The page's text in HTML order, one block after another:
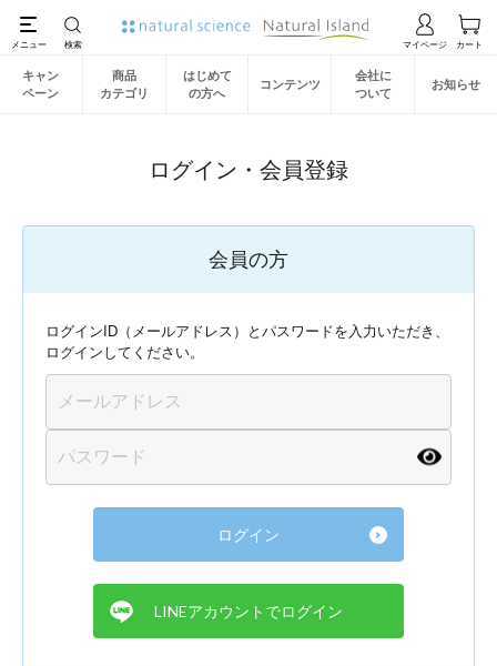
キャン
ペーン
商品
カテゴリ
はじめて
の方へ
コンテンツ
会社に
ついて
お知らせ
ログイン・会員登録
会員の方
ログインID（メールアドレス）とパスワードを入力いただき、
ログインしてください。